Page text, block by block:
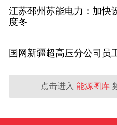
江苏邳州苏能电力：加快
度冬
国网新疆超高压分公司员
点击进入 能源图库